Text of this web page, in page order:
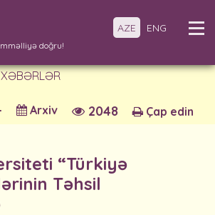
doğru!
AZE ENG
XƏBƏRLƏR
Çap edin
2048
Arxiv
“Türkiyə
Təhsil